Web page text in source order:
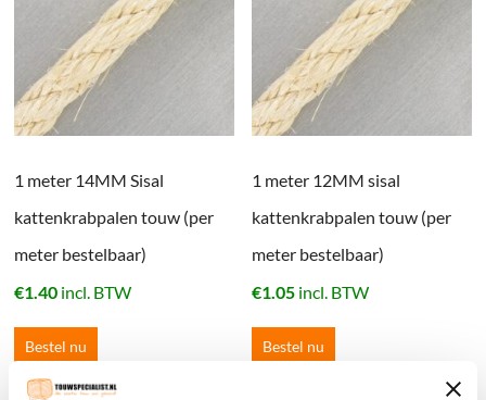
1 meter 14MM Sisal
kattenkrabpalen touw (per
meter bestelbaar)
€1.40 incl. BTW
Bestel nu
1 meter 12MM sisal
kattenkrabpalen touw (per
meter bestelbaar)
€1.05 incl. BTW
Bestel nu